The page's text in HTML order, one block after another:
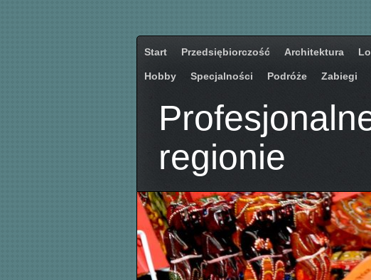
Start Przedsiębiorczość Architektura
Hobby Specjalności Podróże Zabiegi
regionie